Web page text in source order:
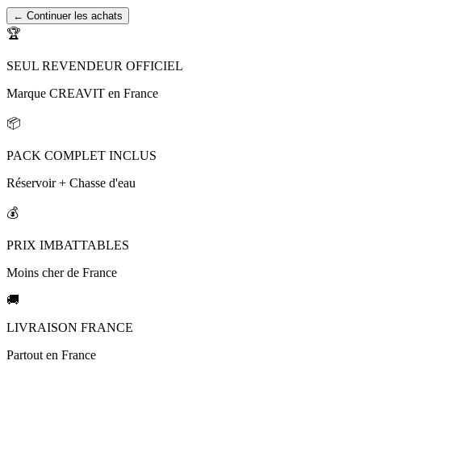
← Continuer les achats
🏆
SEUL REVENDEUR OFFICIEL
Marque CREAVIT en France
📦
PACK COMPLET INCLUS
Réservoir + Chasse d'eau
💰
PRIX IMBATTABLES
Moins cher de France
🚚
LIVRAISON FRANCE
Partout en France